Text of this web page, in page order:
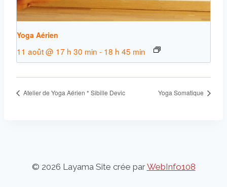
Yoga Aérien
11 août @ 17 h 30 min - 18 h 45 min
Atelier de Yoga Aérien * Sibille Devic Yoga Somatique
© 2026 Layama Site crée parWebInfo108